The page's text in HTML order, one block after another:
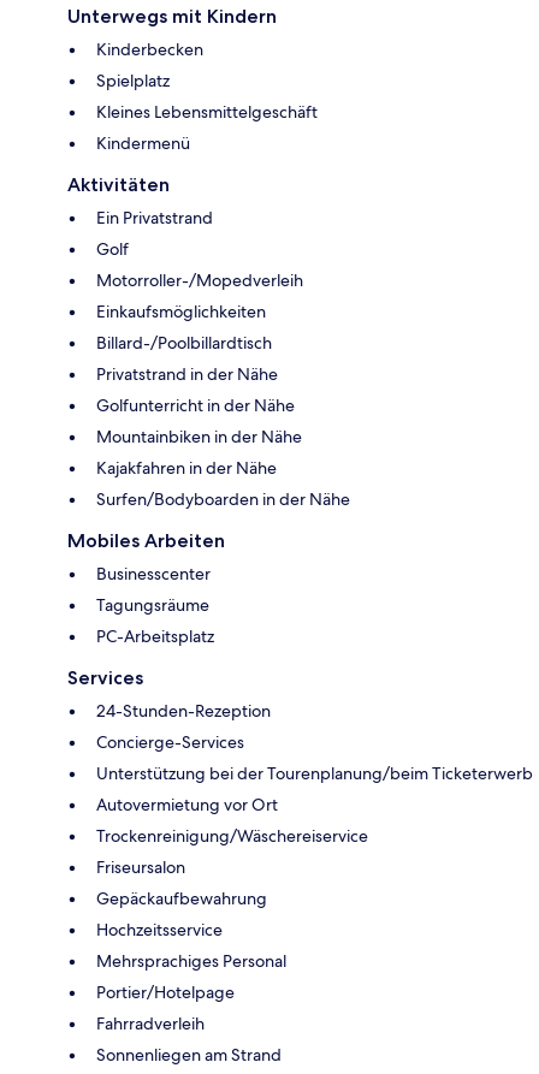
Unterwegs mit Kindern
Kinderbecken
Spielplatz
Kleines Lebensmittelgeschäft
Kindermenü
Aktivitäten
Ein Privatstrand
Golf
Motorroller-/Mopedverleih
Einkaufsmöglichkeiten
Billard-/Poolbillardtisch
Privatstrand in der Nähe
Golfunterricht in der Nähe
Mountainbiken in der Nähe
Kajakfahren in der Nähe
Surfen/Bodyboarden in der Nähe
Mobiles Arbeiten
Businesscenter
Tagungsräume
PC-Arbeitsplatz
Services
24-Stunden-Rezeption
Concierge-Services
Unterstützung bei der Tourenplanung/beim Ticketerwerb
Autovermietung vor Ort
Trockenreinigung/Wäschereiservice
Friseursalon
Gepäckaufbewahrung
Hochzeitsservice
Mehrsprachiges Personal
Portier/Hotelpage
Fahrradverleih
Sonnenliegen am Strand